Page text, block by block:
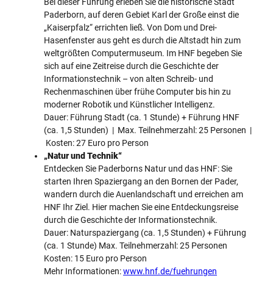
Paderborn, auf deren Gebiet Karl der Große einst die
„Kaiserpfalz“ errichten ließ. Von Dom und Drei-
Hasenfenster aus geht es durch die Altstadt hin zum
weltgrößten Computermuseum. Im HNF begeben Sie
sich auf eine Zeitreise durch die Geschichte der
Informationstechnik – von alten Schreib- und
Rechenmaschinen über frühe Computer bis hin zu
moderner Robotik und Künstlicher Intelligenz.
Dauer: Führung Stadt (ca. 1 Stunde) + Führung HNF
(ca. 1,5 Stunden) | Max. Teilnehmerzahl: 25 Personen |
Kosten: 27 Euro pro Person
„Natur und Technik“
Entdecken Sie Paderborns Natur und das HNF: Sie
starten Ihren Spaziergang an den Bornen der Pader,
wandern durch die Auenlandschaft und erreichen am
HNF Ihr Ziel. Hier machen Sie eine Entdeckungsreise
durch die Geschichte der Informationstechnik.
Dauer: Naturspaziergang (ca. 1,5 Stunden) + Führung
(ca. 1 Stunde) Max. Teilnehmerzahl: 25 Personen
Kosten: 15 Euro pro Person
Mehr Informationen:www.hnf.de/fuehrungen